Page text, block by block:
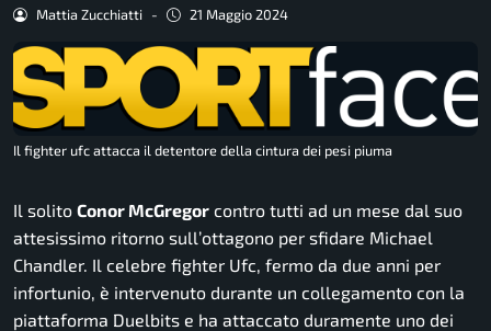
Mattia Zucchiatti - 21 Maggio 2024
Il fighter ufc attacca il detentore della cintura dei pesi piuma
Il solito Conor McGregor contro tutti ad un mese dal suo
attesissimo ritorno sull’ottagono per sfidare Michael
Chandler. Il celebre fighter Ufc, fermo da due anni per
infortunio, è intervenuto durante un collegamento con la
piattaforma Duelbits e ha attaccato duramente uno dei